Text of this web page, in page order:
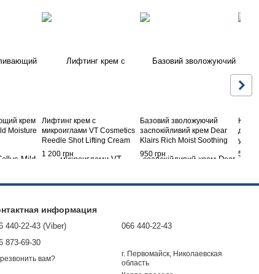
крем
Moisture
Лифтинг крем с
микроиглами VT Cosmetics
Reedle Shot Lifting Cream
50 мл
1 200 грн
Базовий зволожуючий
заспокійливий крем Dear
Klairs Rich Moist Soothing
Cream, 80 г
950 грн
для
590
информация
440-22-43 (Viber)
873-69-30
вам?
066 440-22-43
г. Первомайск, Николаевская
область